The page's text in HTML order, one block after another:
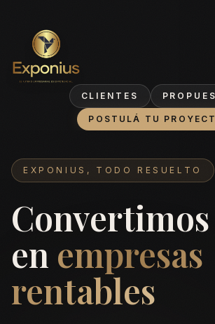
Exponius
CLIENTES
POSTULÁ TU
EXPONIUS, TODO RESUELTO
en empresas
rentables